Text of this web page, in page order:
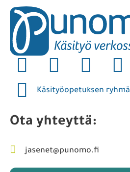
Käsityöopetuksen ryhmä
Ota yhteyttä:
jasenet@punomo.fi